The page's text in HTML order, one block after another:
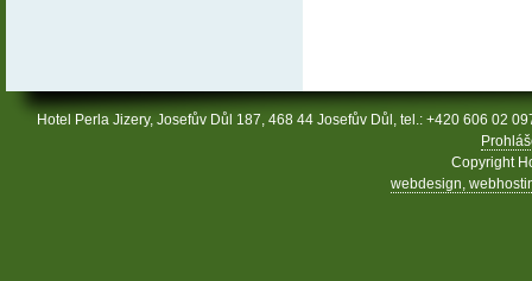
Hotel Perla Jizery, Josefův Důl 187, 468 44 Josefův Důl, tel.: +420 606 02
Copyright
webdesign,